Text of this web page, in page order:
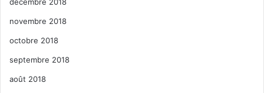
décembre 2018
novembre 2018
octobre 2018
septembre 2018
août 2018